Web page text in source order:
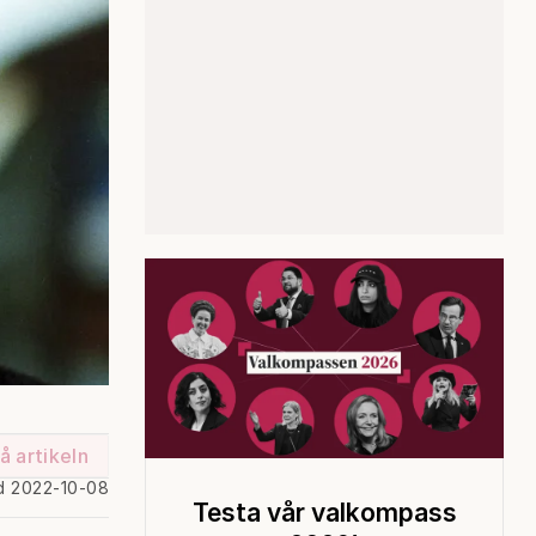
artikeln
2022-10-08
Testa vår valkompass